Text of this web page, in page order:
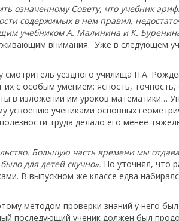
означенному Совету, что учебник
содержимых в нем правил,
учебником А. Малинина и К.
внимания. Уже в следующем
уездного училища П.А.
с особым умением: ясность, точность,
в изложении им уроков математики…
усвоению учениками основных
труда делало его менее
Большую часть времени мы
для детей скучно». Но уточнял, что
В выпускном же классе едва
методом проверки знаний у него
последующий ученик должен был